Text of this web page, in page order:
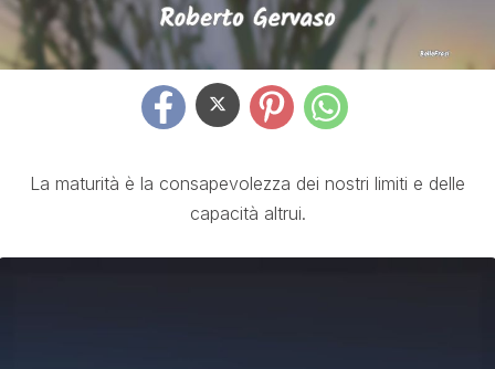
La maturità è la consapevolezza dei nostri limiti e delle
capacità altrui.